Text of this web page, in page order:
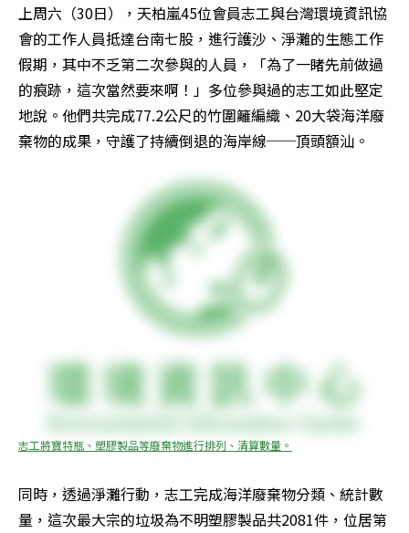
上周六（30日），天柏嵐45位會員志工與台灣環境資訊協
會的工作人員抵達台南七股，進行護沙、淨灘的生態工作
假期，其中不乏第二次參與的人員，「為了一睹先前做過
的痕跡，這次當然要來啊！」多位參與過的志工如此堅定
地說。他們共完成77.2公尺的竹圍籬編織、20大袋海洋廢
棄物的成果，守護了持續倒退的海岸線──頂頭額汕。
志工將寶特瓶、塑膠製品等廢棄物進行排列、清算數量。
同時，透過淨灘行動，志工完成海洋廢棄物分類、統計數
量，這次最大宗的垃圾為不明塑膠製品共2081件，位居第